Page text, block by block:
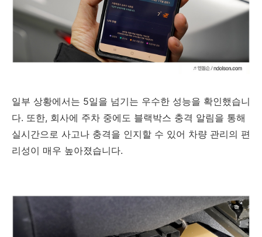
일부 상황에서는 5일을 넘기는 우수한 성능을 확인했습니
다. 또한, 회사에 주차 중에도 블랙박스 충격 알림을 통해
실시간으로 사고나 충격을 인지할 수 있어 차량 관리의 편
리성이 매우 높아졌습니다.